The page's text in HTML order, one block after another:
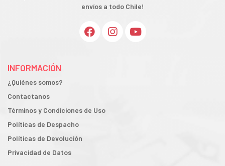
envíos a todo Chile!
INFORMACIÓN
¿Quiénes somos?
Contactanos
Términos y Condiciones de Uso
Políticas de Despacho
Políticas de Devolución
Privacidad de Datos